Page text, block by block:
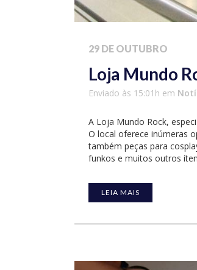
29 DE OUTUBRO
Loja Mundo
Enviado às 15:01h em
A Loja Mundo Rock,
O local oferece inúmeras
também peças para
funkos e muitos outros
LEIA MAIS